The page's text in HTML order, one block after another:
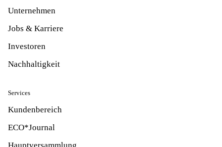
Unternehmen
Jobs & Karriere
Investoren
Nachhaltigkeit
Services
Kundenbereich
ECO*Journal